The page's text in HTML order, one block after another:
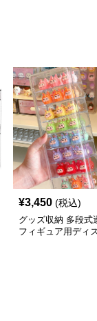
¥3,450 (税込)
グッズ収納 多段式
フィギュア用ディ